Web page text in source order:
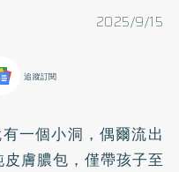
2025/9/15
追蹤訂閱
一個小洞，偶爾流出
膚膿包，僅帶孩子至